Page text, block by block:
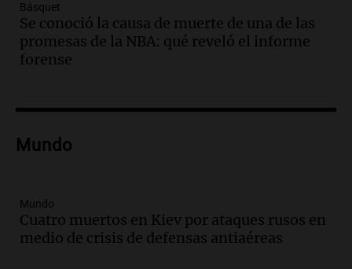
Audio.
edificios y una casa del estudiante para
jóvenes de la región
Panorama Federal
Audio.Preparativos finales para la gran
Bulaya este sábado
Audio.
Congreso y evacuación por derrame de
oxígeno en Montecastro
Básquet
Se conoció la causa de muerte de una de las
promesas de la NBA: qué reveló el informe
forense
Mundo
Mundo
Cuatro muertos en Kiev por ataques rusos en
medio de crisis de defensas antiaéreas